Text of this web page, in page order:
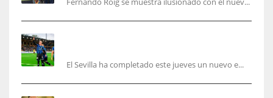
El Sevilla ha completado este jueves un nuevo e...